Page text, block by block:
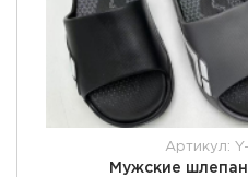
Артикул:
Мужские